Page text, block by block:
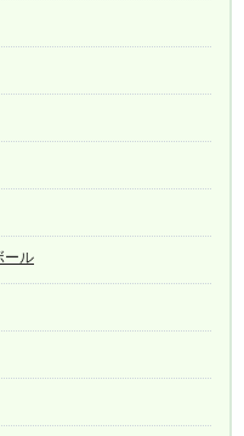
ール